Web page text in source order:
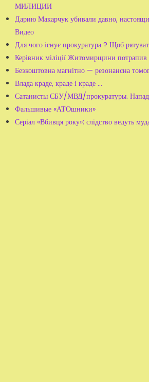
МИЛИЦИИ
Дарию Макарчук убивали давно,
Видео
Для чого існує прокуратура ? Щоб
Керівник міліції Житомирщини потрапив
Безкоштовна магнітно — резонансна
Влада краде, краде і краде ...
Сатанисты СБУ/МВД/прокуратуры.
Фальшивые «АТОшники»
Серіал «Вбивця року»: слідство ведуть